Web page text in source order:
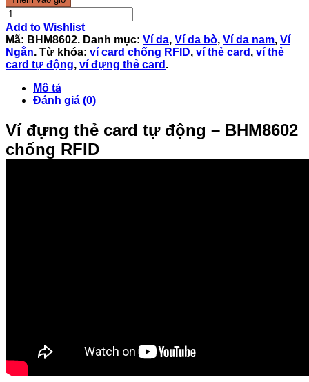
Add to Wishlist
Mã: BHM8602. Danh mục: Ví da, Ví da bò, Ví da nam, Ví
Ngắn. Từ khóa: ví card chống RFID, ví thẻ card , ví thẻ
card tự động, ví đựng thẻ card .
Mô tả
Đánh giá (0)
Ví đựng thẻ card tự động – BHM8602
chống RFID